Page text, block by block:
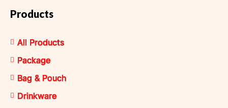
Products
All Products
Package
Bag & Pouch
Drinkware